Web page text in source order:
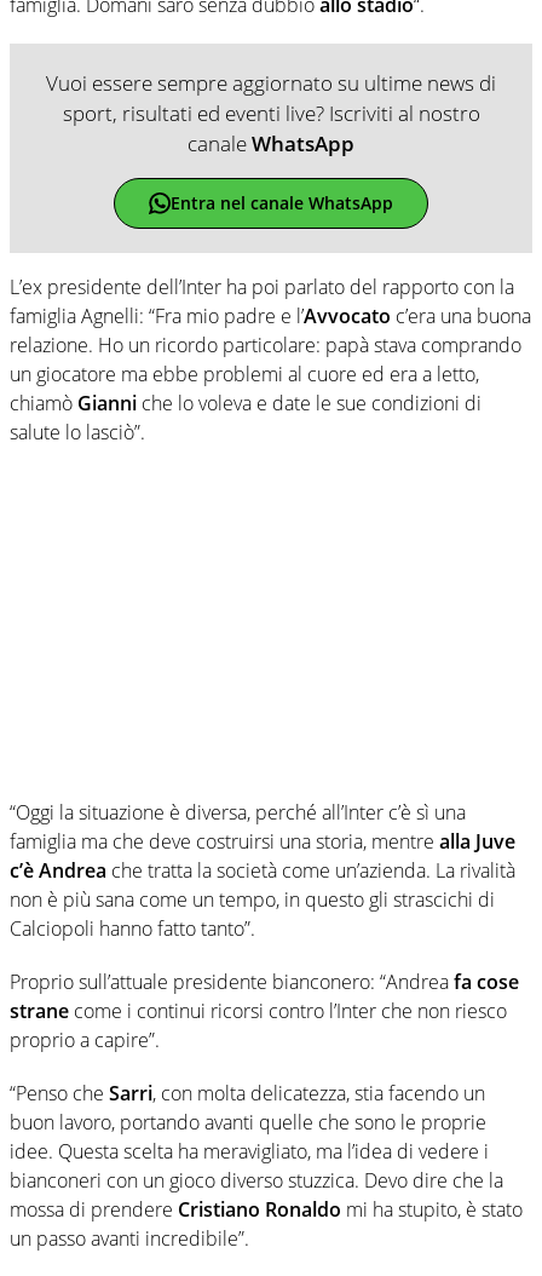
Vuoi essere sempre aggiornato su ultime news di
sport, risultati ed eventi live? Iscriviti al nostro
canaleWhatsApp
Entra nel canale WhatsApp
L’ex presidente dell’Inter ha poi parlato del rapporto con la
famiglia Agnelli: “Fra mio padre e l’Avvocato c’era una buona
relazione. Ho un ricordo particolare: papà stava comprando
un giocatore ma ebbe problemi al cuore ed era a letto,
chiamò Gianni che lo voleva e date le sue condizioni di
salute lo lasciò”.
“Oggi la situazione è diversa, perché all’Inter c’è sì una
famiglia ma che deve costruirsi una storia, mentre alla Juve
c’è Andrea che tratta la società come un’azienda. La rivalità
non è più sana come un tempo, in questo gli strascichi di
Calciopoli hanno fatto tanto”.
Proprio sull’attuale presidente bianconero: “Andreafa cose
strane come i continui ricorsi contro l’Inter che non riesco
proprio a capire”.
“Penso che Sarri, con molta delicatezza, stia facendo un
buon lavoro, portando avanti quelle che sono le proprie
idee. Questa scelta ha meravigliato, ma l’idea di vedere i
bianconeri con un gioco diverso stuzzica. Devo dire che la
mossa di prendere Cristiano Ronaldo mi ha stupito, è stato
un passo avanti incredibile”.